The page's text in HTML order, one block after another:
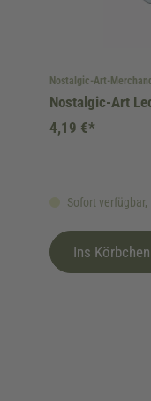
Nostalgic-Art-
Nostalgic-Art
Sofort
4,19 €*
Ins Körbchen